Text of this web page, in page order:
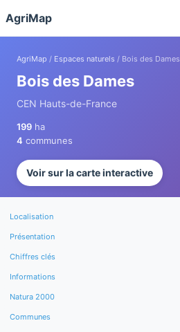
AgriMap
AgriMap / Espaces naturels / Bois des Dames
Bois des Dames
CEN Hauts-de-France
199 ha
4 communes
Voir sur la carte interactive
Localisation
Présentation
Chiffres clés
Informations
Natura 2000
Communes